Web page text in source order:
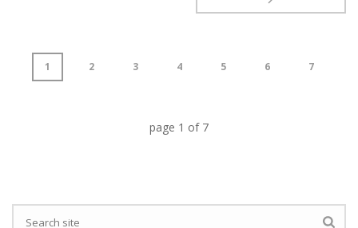
1 2 3 4 5 6 7
page 1 of 7